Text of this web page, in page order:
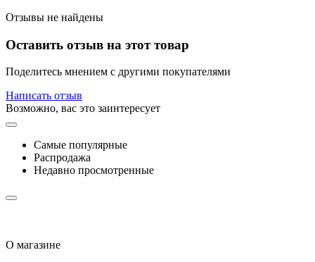
Отзывы не найдены
Оставить отзыв на этот товар
Поделитесь мнением с другими покупателями
Написать отзыв
Возможно, вас это заинтересует
Самые популярные
Распродажа
Недавно просмотренные
О магазине